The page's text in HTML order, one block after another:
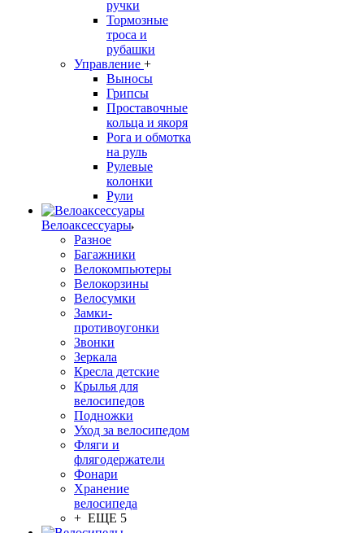
ручки
Тормозные
троса и
рубашки
Управление +
Выносы
Грипсы
Проставочные
кольца и якоря
Рога и обмотка
на руль
Рулевые
колонки
Рули
Велоаксессуары
Разное
Багажники
Велокомпьютеры
Велокорзины
Велосумки
Замки-
противоугонки
Звонки
Зеркала
Кресла детские
Крылья для
велосипедов
Подножки
Уход за велосипедом
Фляги и
флягодержатели
Фонари
Хранение
велосипеда
+ ЕЩЕ 5